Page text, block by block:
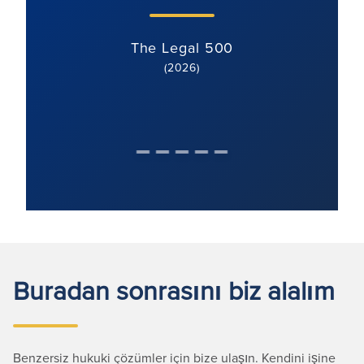
The Legal 500
(2026)
Buradan sonrasını biz alalım
Benzersiz hukuki çözümler için bize ulaşın. Kendini işine